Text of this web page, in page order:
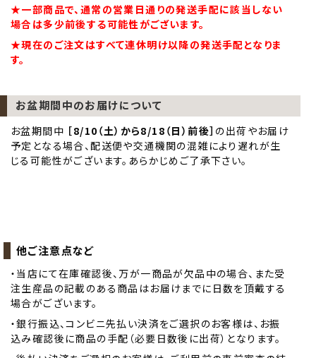
★一部商品で、通常の営業日通りの発送手配に該当しない
場合は多少前後する可能性がございます。
★現在のご注文はすべて連休明け以降の発送手配となりま
す。
お盆期間中のお届けについて
お盆期間中 ［8/10（土）から8/18（日）前後］ の出荷やお届け
予定となる場合、配送便や交通機関の混雑により遅れが生
じる可能性がございます。あらかじめご了承下さい。
他ご注意点など
・当店にて在庫確認後、万が一商品が欠品中の場合、また受
注生産品の記載のある商品はお届けまでに日数を頂戴する
場合がございます。
・銀行振込、コンビニ先払い決済をご選択のお客様は、お振
込み確認後に商品の手配（必要日数後に出荷）となります。